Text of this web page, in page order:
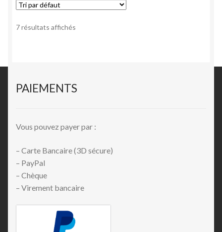
7 résultats affichés
PAIEMENTS
Vous pouvez payer par :
– Carte Bancaire (3D sécure)
– PayPal
– Chèque
– Virement bancaire